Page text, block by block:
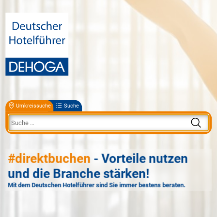
Umkreissuche Suche
#direktbuchen - Vorteile nutzen
und die Branche stärken!
Mit dem Deutschen Hotelführer sind Sie immer bestens beraten.